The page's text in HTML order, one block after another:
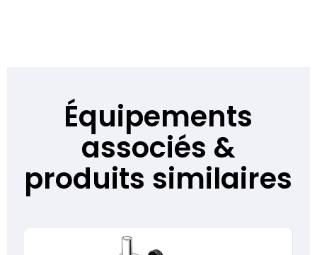
Équipements
associés &
produits similaires